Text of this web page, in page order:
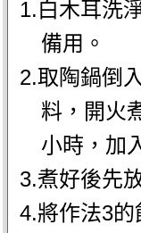
1.白木耳洗
備用。
2.取陶鍋倒
料，開火
小時，加
3.煮好後先
4.將作法3的